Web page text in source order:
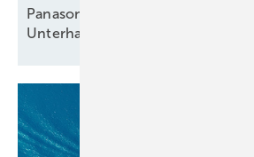
Panasonic in Pilsen: Von der
Unterhaltungselektronik zur